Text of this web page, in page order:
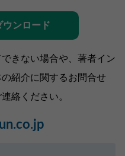
ウンロード
きない場合や、著者イン
紹介に関するお問合せ
絡ください。